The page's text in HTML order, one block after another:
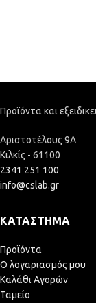
Προϊόντα και
Αριστοτέλους 9Α
Κιλκίς - 61100
2341 251 100
info@cslab.gr
ΚΑΤΆΣΤΗΜΑ
Προϊόντα
Ο λογαριασμός μου
Καλάθι Αγορών
Ταμείο